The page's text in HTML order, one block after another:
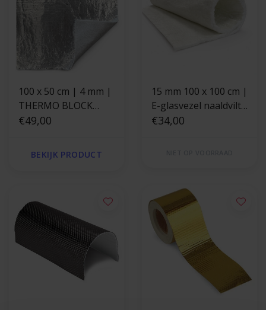
100 x 50 cm | 4 mm |
THERMO BLOCK
hittewerende
€49,00
BEKIJK PRODUCT
15 mm 100 x 100 cm |
E-glasvezel naaldvilt
thermische
€34,00